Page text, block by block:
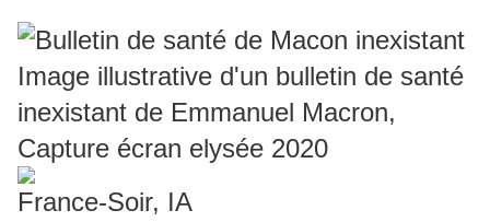
Image illustrative d'un bulletin de santé
inexistant de Emmanuel Macron,
Capture écran elysée 2020
France-Soir, IA